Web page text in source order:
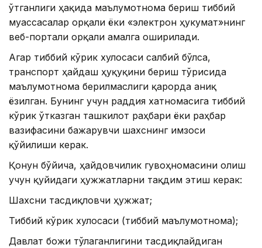
ўтганлиги ҳақида маълумотнома бериш тиббий
муассасалар орқали ёки «электрон ҳукумат»нинг
веб-портали орқали амалга оширилади.
Агар тиббий кўрик хулосаси салбий бўлса,
транспорт ҳайдаш ҳуқуқини бериш тўғрисида
маълумотнома берилмаслиги қарорда аниқ
ёзилган. Бунинг учун раддия хатномасига тиббий
кўрик ўтказган ташкилот раҳбари ёки раҳбар
вазифасини бажарувчи шахснинг имзоси
қўйилиши керак.
Қонун бўйича, ҳайдовчилик гувоҳномасини олиш
учун қуйидаги ҳужжатларни тақдим этиш керак:
Шахсни тасдиқловчи ҳужжат;
Тиббий кўрик хулосаси (тиббий маълумотнома);
Давлат божи тўлаганлигини тасдиқлайдиган